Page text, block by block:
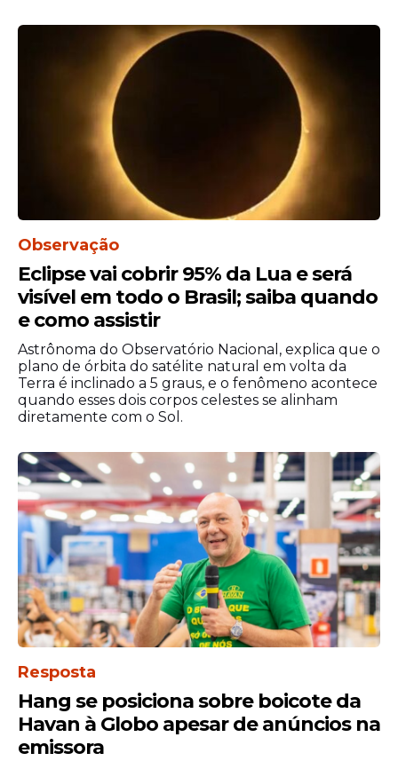
As acusações vieram à tona em outubro de
2020, quando a advogada Mayra Cotta
divulgou as alegações em entrevista ao
jornal Folha de S.Paulo. Na época, Cotta
informou que as supostas vítimas não
tinham interesse imediato em tornar o
caso judicial.
Busca de Reparação
Curiosamente, foi o próprio Melhem quem
inicialmente acionou a Justiça, buscando
reparação pelos impactos que as
denúncias teriam causado à sua carreira e
vida pessoal. O desdobramento atual do
acusações não seguirá adiante, enquanto
outros capítulos ainda aguardam definição
nos tribunais.
Observação
Eclipse vai cobrir 95% da Lua e será
visível em todo o Brasil; saiba quando
e como assistir
Astrônoma do Observatório Nacional, explica que o
plano de órbita do satélite natural em volta da
Terra é inclinado a 5 graus, e o fenômeno acontece
quando esses dois corpos celestes se alinham
diretamente com o Sol.
Resposta
Hang se posiciona sobre boicote da
Havan à Globo apesar de anúncios na
emissora